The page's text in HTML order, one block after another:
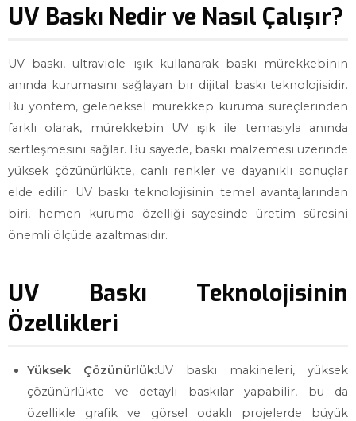
UV Baskı Nedir ve Nasıl Çalışır?
UV baskı, ultraviole ışık kullanarak baskı mürekkebinin
anında kurumasını sağlayan bir dijital baskı teknolojisidir.
Bu yöntem, geleneksel mürekkep kuruma süreçlerinden
farklı olarak, mürekkebin UV ışık ile temasıyla anında
sertleşmesini sağlar. Bu sayede, baskı malzemesi üzerinde
yüksek çözünürlükte, canlı renkler ve dayanıklı sonuçlar
elde edilir. UV baskı teknolojisinin temel avantajlarından
biri, hemen kuruma özelliği sayesinde üretim süresini
önemli ölçüde azaltmasıdır.
UV Baskı Teknolojisinin
Özellikleri
Yüksek Çözünürlük:UV baskı makineleri, yüksek
çözünürlükte ve detaylı baskılar yapabilir, bu da
özellikle grafik ve görsel odaklı projelerde büyük